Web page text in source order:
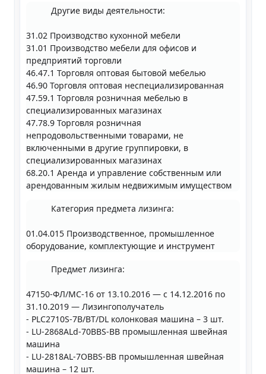
Другие виды деятельности:
31.02 Производство кухонной мебели
31.01 Производство мебели для офисов и
предприятий торговли
46.47.1 Торговля оптовая бытовой мебелью
46.90 Торговля оптовая неспециализированная
47.59.1 Торговля розничная мебелью в
специализированных магазинах
47.78.9 Торговля розничная
непродовольственными товарами, не
включенными в другие группировки, в
специализированных магазинах
68.20.1 Аренда и управление собственным или
арендованным жилым недвижимым имуществом
Категория предмета лизинга:
01.04.015 Производственное, промышленное
оборудование, комплектующие и инструмент
Предмет лизинга:
47150-ФЛ/МС-16 от 13.10.2016 — с 14.12.2016 по
31.10.2019 — Лизингополучатель
- PLC2710S-7B/BT/DL колонковая машина – 3 шт.
- LU-2868ALd-70BBS-BB промышленная швейная
машина
- LU-2818AL-7OBBS-BB промышленная швейная
машина – 12 шт.